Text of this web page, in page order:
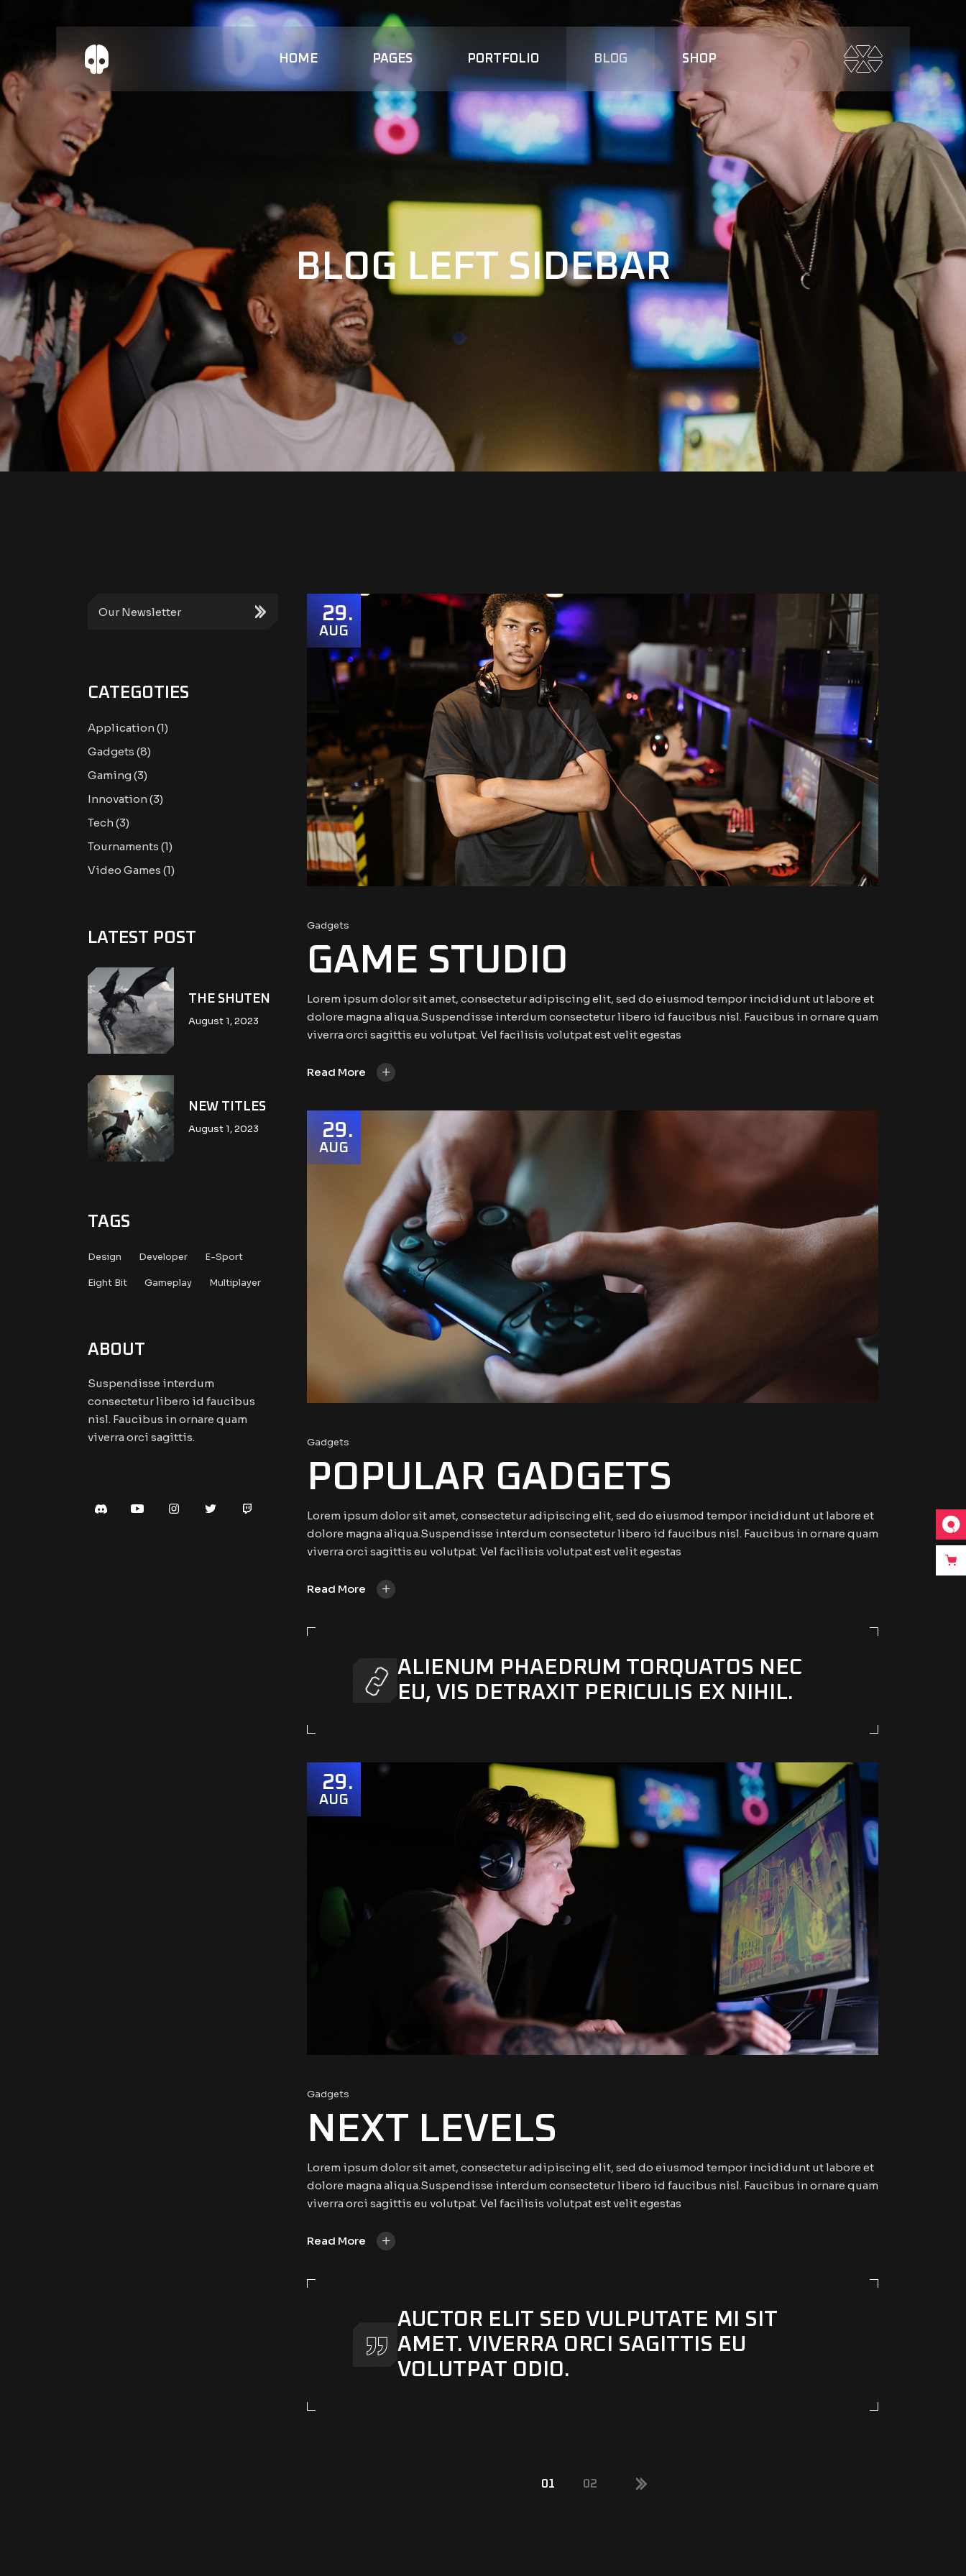
HOME PAGES PORTFOLIO BLOG SHOP
BLOG LEFT SIDEBAR
29
AUG
Gadgets
GAME STUDIO
Lorem ipsum dolor sit amet, consectetur adipiscing elit, sed do eiusmod tempor incididunt ut labore et
dolore magna aliqua.Suspendisse interdum consectetur libero id faucibus nisl. Faucibus in ornare quam
viverra orci sagittis eu volutpat. Vel facilisis volutpat est velit egestas
Read More +
29
AUG
Gadgets
POPULAR GADGETS
Lorem ipsum dolor sit amet, consectetur adipiscing elit, sed do eiusmod tempor incididunt ut labore et
dolore magna aliqua.Suspendisse interdum consectetur libero id faucibus nisl. Faucibus in ornare quam
viverra orci sagittis eu volutpat. Vel facilisis volutpat est velit egestas
Read More +
ALIENUM PHAEDRUM TORQUATOS NEC
EU, VIS DETRAXIT PERICULIS EX NIHIL.
29
AUG
Gadgets
NEXT LEVELS
Lorem ipsum dolor sit amet, consectetur adipiscing elit, sed do eiusmod tempor incididunt ut labore et
dolore magna aliqua.Suspendisse interdum consectetur libero id faucibus nisl. Faucibus in ornare quam
viverra orci sagittis eu volutpat. Vel facilisis volutpat est velit egestas
Read More +
AUCTOR ELIT SED VULPUTATE MI SIT
AMET. VIVERRA ORCI SAGITTIS EU
VOLUTPAT ODIO.
01 02
CATEGOTIES
Application(1)
Gadgets (8)
Gaming(3)
Innovation(3)
Tech(3)
Tournaments (1)
Video Games (1)
LATEST POST
THE SHUTEN
August 1, 2023
NEW TITLES
August 1, 2023
TAGS
Design Developer E-Sport
Eight Bit Gameplay Multiplayer
ABOUT
Suspendisse interdum
consectetur libero id faucibus
nisl. Faucibus in ornare quam
viverra orci sagittis.